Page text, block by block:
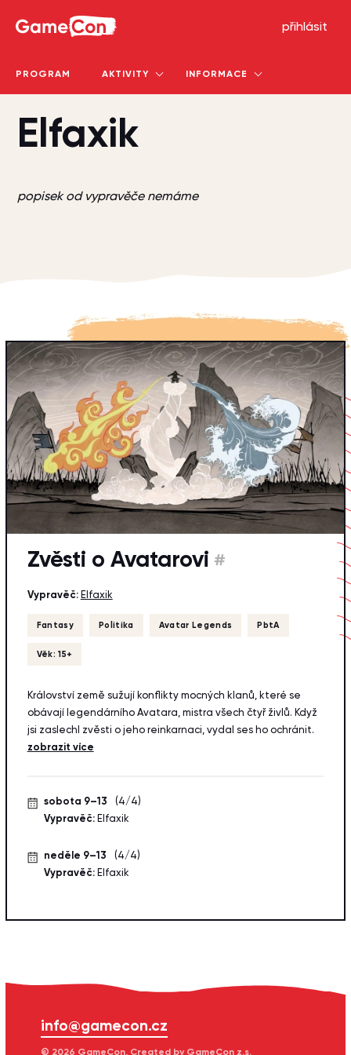
přihlásit
PROGRAM AKTIVITY INFORMACE
Elfaxik
popisek od vypravěče nemáme
Zvěsti o Avatarovi #
Vypravěč: Elfaxik
Fantasy Politika Avatar Legends PbtA
Věk: 15+
Království země sužují konflikty mocných klanů, které se
obávají legendárního Avatara, mistra všech čtyř živlů. Když
jsi zaslechl zvěsti o jeho reinkarnaci, vydal ses ho ochránit.
zobrazit více
sobota 9–13
(4/4)
Vypravěč:Elfaxik
neděle 9–13
(4/4)
Vypravěč:Elfaxik
info@gamecon.cz
© 2026 GameCon, Created by GameCon z.s.